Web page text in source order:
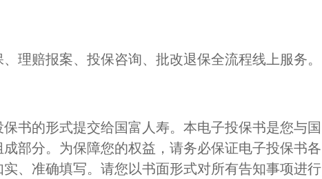
理赔报案、投保咨询、批改退保全流程线上服务。
书的形式提交给国富人寿。本电子投保书是您与国
部分。为保障您的权益，请务必保证电子投保书各
、准确填写。请您以书面形式对所有告知事项进行